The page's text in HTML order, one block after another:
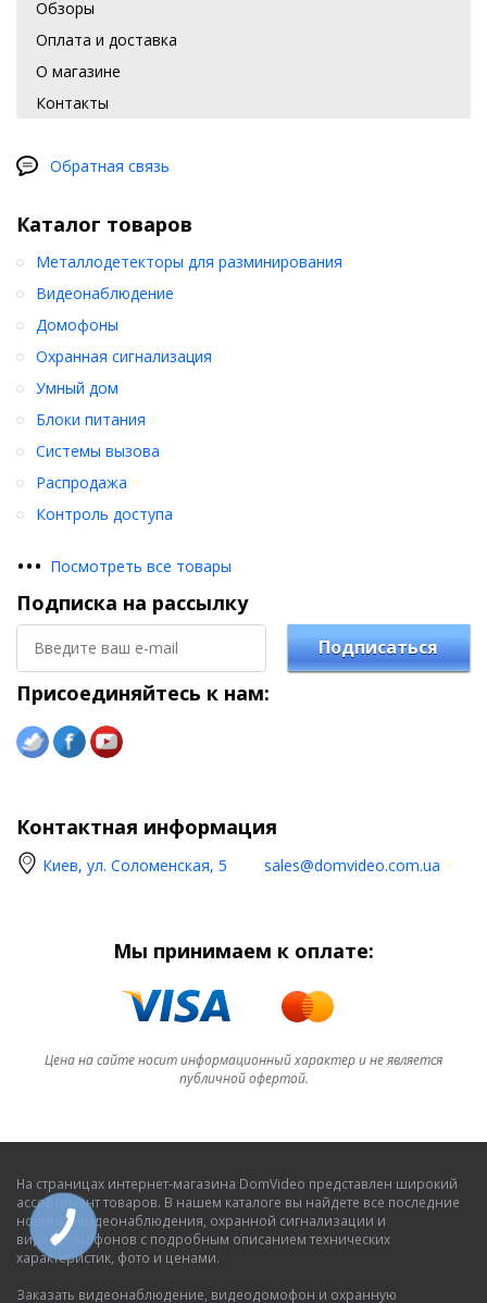
Обзоры
Оплата и доставка
О магазине
Контакты
Обратная связь
Каталог товаров
Металлодетекторы для разминирования
Видеонаблюдение
Домофоны
Охранная сигнализация
Умный дом
Блоки питания
Системы вызова
Распродажа
Контроль доступа
••• Посмотреть все товары
Подписка на рассылку
Подписаться
Присоединяйтесь к нам:
Контактная информация
Киев, ул. Соломенская, 5 sales@domvideo.com.ua
Мы принимаем к оплате:
Цена на сайте носит информационный характер и не является
публичной офертой.
На страницах интернет-магазина DomVideo представлен широкий
ассортимент товаров. В нашем каталоге вы найдете все последние
новинки видеонаблюдения, охранной сигнализации и
видеодомофонов с подробным описанием технических
характеристик, фото и ценами.
Заказать видеонаблюдение, видеодомофон и охранную